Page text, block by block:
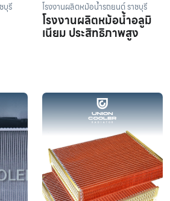
บุรี โรงงานผลิตหม้อน้ำรถยนต์ ราชบุรี
โรงงานผลิตหม้อน้ำอลูมิ
เนียม ประสิทธิภาพสูง